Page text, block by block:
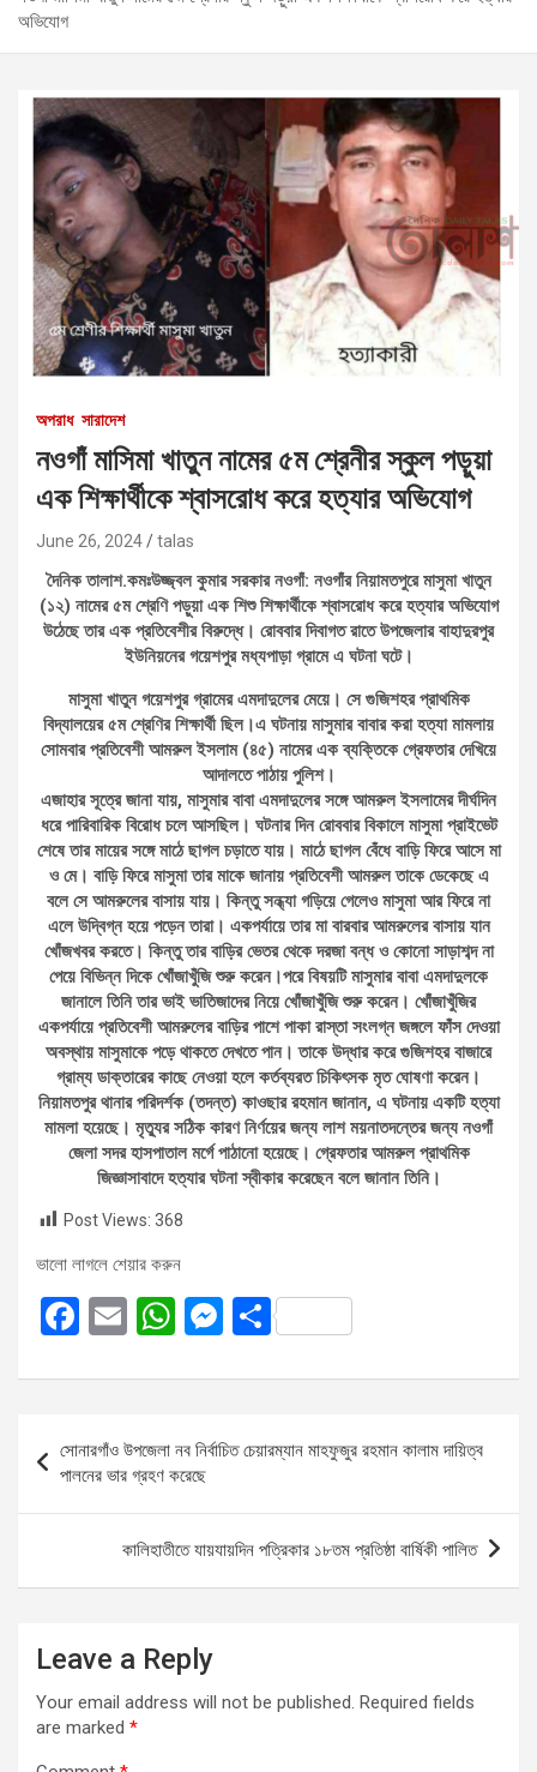
অভিযোগ
অপরাধ সারাদেশ
নওগাঁ মাসিমা খাতুন নামের ৫ম শ্রেনীর স্কুল পড়ুয়া
এক শিক্ষার্থীকে শ্বাসরোধ করে হত্যার অভিযোগ
June 26, 2024 talas
দৈনিক তালাশ.কমঃউজ্জ্বল কুমার সরকার নওগাঁ: নওগাঁর নিয়ামতপুরে মাসুমা খাতুন
(১২) নামের ৫ম শ্রেণি পড়ুয়া এক শিশু শিক্ষার্থীকে শ্বাসরোধ করে হত্যার অভিযোগ
উঠেছে তার এক প্রতিবেশীর বিরুদ্ধে। রোববার দিবাগত রাতে উপজেলার বাহাদুরপুর
ইউনিয়নের গয়েশপুর মধ্যপাড়া গ্রামে এ ঘটনা ঘটে।
মাসুমা খাতুন গয়েশপুর গ্রামের এমদাদুলের মেয়ে। সে গুজিশহর প্রাথমিক
বিদ্যালয়ের ৫ম শ্রেণির শিক্ষার্থী ছিল।এ ঘটনায় মাসুমার বাবার করা হত্যা মামলায়
সোমবার প্রতিবেশী আমরুল ইসলাম (৪৫) নামের এক ব্যক্তিকে গ্রেফতার দেখিয়ে
আদালতে পাঠায় পুলিশ।
এজাহার সূত্রে জানা যায়, মাসুমার বাবা এমদাদুলের সঙ্গে আমরুল ইসলামের দীর্ঘদিন
ধরে পারিবারিক বিরোধ চলে আসছিল। ঘটনার দিন রোববার বিকালে মাসুমা প্রাইভেট
শেষে তার মায়ের সঙ্গে মাঠে ছাগল চড়াতে যায়। মাঠে ছাগল বেঁধে বাড়ি ফিরে আসে মা
ও মে। বাড়ি ফিরে মাসুমা তার মাকে জানায় প্রতিবেশী আমরুল তাকে ডেকেছে এ
বলে সে আমরুলের বাসায় যায়। কিন্তু সন্ধ্যা গড়িয়ে গেলেও মাসুমা আর ফিরে না
এলে উদ্বিগ্ন হয়ে পড়েন তারা। একপর্যায়ে তার মা বারবার আমরুলের বাসায় যান
খোঁজখবর করতে। কিন্তু তার বাড়ির ভেতর থেকে দরজা বন্ধ ও কোনো সাড়াশব্দ না
পেয়ে বিভিন্ন দিকে খোঁজাখুঁজি শুরু করেন।পরে বিষয়টি মাসুমার বাবা এমদাদুলকে
জানালে তিনি তার ভাই ভাতিজাদের নিয়ে খোঁজাখুঁজি শুরু করেন। খোঁজাখুঁজির
একপর্যায়ে প্রতিবেশী আমরুলের বাড়ির পাশে পাকা রাস্তা সংলগ্ন জঙ্গলে ফাঁস দেওয়া
অবস্থায় মাসুমাকে পড়ে থাকতে দেখতে পান। তাকে উদ্ধার করে গুজিশহর বাজারে
গ্রাম্য ডাক্তারের কাছে নেওয়া হলে কর্তব্যরত চিকিৎসক মৃত ঘোষণা করেন।
নিয়ামতপুর থানার পরিদর্শক (তদন্ত) কাওছার রহমান জানান, এ ঘটনায় একটি হত্যা
মামলা হয়েছে। মৃত্যুর সঠিক কারণ নির্ণয়ের জন্য লাশ ময়নাতদন্তের জন্য নওগাঁ
জেলা সদর হাসপাতাল মর্গে পাঠানো হয়েছে। গ্রেফতার আমরুল প্রাথমিক
জিজ্ঞাসাবাদে হত্যার ঘটনা স্বীকার করেছেন বলে জানান তিনি।
Post Views: 368
ভালো লাগলে শেয়ার করুন
F
ce
o
o
E
ail
W
at
A
p
p
M
se
n
g
er
S
ar
navigation
সোনারগাঁও উপজেলা নব নির্বাচিত চেয়ারম্যান মাহফুজুর রহমান কালাম দায়িত্ব
পালনের ভার গ্রহণ করেছে
কালিহাতীতে যায়যায়দিন পত্রিকার ১৮তম প্রতিষ্ঠা বার্ষিকী পালিত
Leave a Reply
Your email address will not be published. Required fields
are marked *